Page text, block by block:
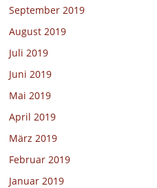
September 2019
August 2019
Juli 2019
Juni 2019
Mai 2019
April 2019
März 2019
Februar 2019
Januar 2019